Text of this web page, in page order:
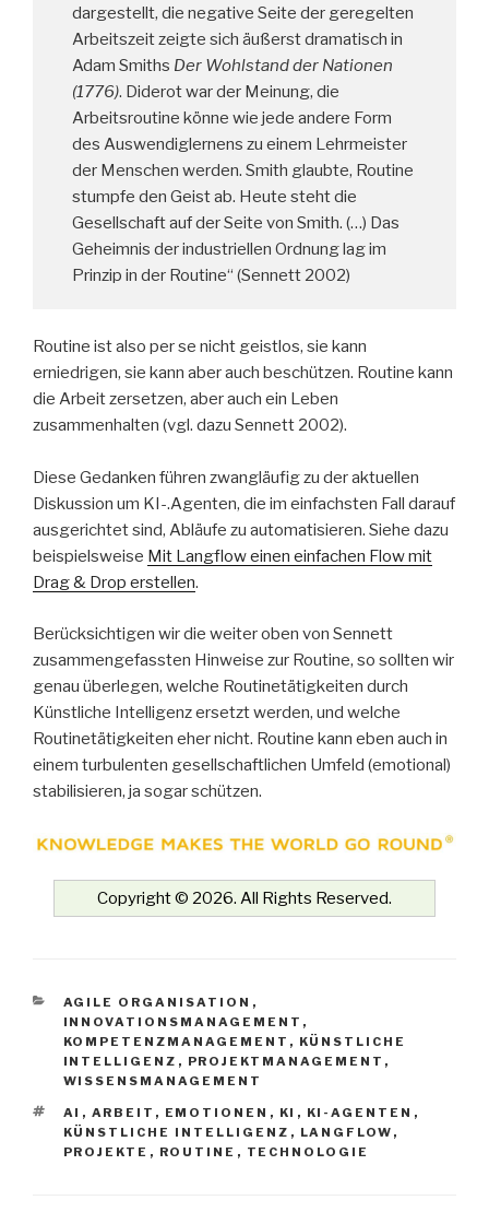
dargestellt, die negative Seite der geregelten
Arbeitszeit zeigte sich äußerst dramatisch in
Adam Smiths Der Wohlstand der Nationen
(1776). Diderot war der Meinung, die
Arbeitsroutine könne wie jede andere Form
des Auswendiglernens zu einem Lehrmeister
der Menschen werden. Smith glaubte, Routine
stumpfe den Geist ab. Heute steht die
Gesellschaft auf der Seite von Smith. (…) Das
Geheimnis der industriellen Ordnung lag im
Prinzip in der Routine“ (Sennett 2002)
Routine ist also per se nicht geistlos, sie kann
erniedrigen, sie kann aber auch beschützen. Routine kann
die Arbeit zersetzen, aber auch ein Leben
zusammenhalten (vgl. dazu Sennett 2002).
Diese Gedanken führen zwangläufig zu der aktuellen
Diskussion um KI-.Agenten, die im einfachsten Fall darauf
ausgerichtet sind, Abläufe zu automatisieren. Siehe dazu
beispielsweise Mit Langflow einen einfachen Flow mit
Drag & Drop erstellen.
Berücksichtigen wir die weiter oben von Sennett
zusammengefassten Hinweise zur Routine, so sollten wir
genau überlegen, welche Routinetätigkeiten durch
Künstliche Intelligenz ersetzt werden, und welche
Routinetätigkeiten eher nicht. Routine kann eben auch in
einem turbulenten gesellschaftlichen Umfeld (emotional)
stabilisieren, ja sogar schützen.
Copyright © 2026. All Rights Reserved.
KATEGORIEN
AGILE ORGANISATION ,
INNOVATIONSMANAGEMENT ,
KOMPETENZMANAGEMENT , KÜNSTLICHE
INTELLIGENZ , PROJEKTMANAGEMENT ,
WISSENSMANAGEMENT
SCHLAGWÖRTER
AI , ARBEIT , EMOTIONEN , KI , KI-AGENTEN ,
KÜNSTLICHE INTELLIGENZ , LANGFLOW ,
PROJEKTE , ROUTINE , TECHNOLOGIE